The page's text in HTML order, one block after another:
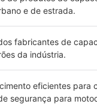
e de estrada.
fabricantes de
da indústria.
eficientes para
segurança para